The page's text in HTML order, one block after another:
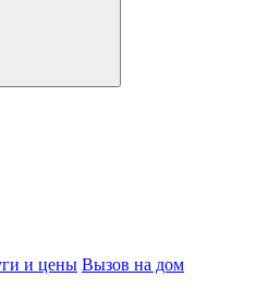
и цены Вызов на дом